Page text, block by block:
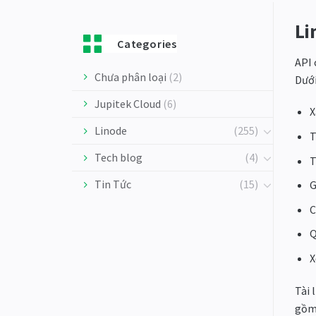
Categories
Chưa phân loại (2)
Jupitek Cloud (6)
Linode
(255)
Tech blog
(4)
Tin Tức
(15)
API
Tài